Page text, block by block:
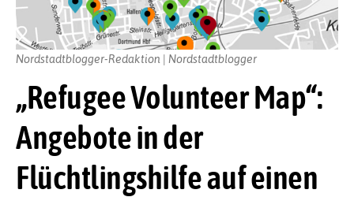
„Refugee Volunteer Map“:
Angebote in der
Flüchtlingshilfe auf einen
Nordstadtblogger-Redaktion | Nordstadtblogger